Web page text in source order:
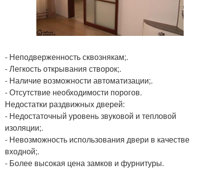
- Неподверженность сквознякам;.
- Легкость открывания створок;.
- Наличие возможности автоматизации;.
- Отсутствие необходимости порогов.
Недостатки раздвижных дверей:
- Недостаточный уровень звуковой и тепловой
изоляции;.
- Невозможность использования двери в качестве
входной;.
- Более высокая цена замков и фурнитуры.